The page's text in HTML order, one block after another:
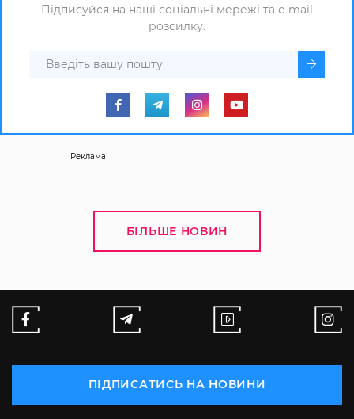
Підписуйся на наші соціальні мережі та e-mail
розсилку.
Реклама
БІЛЬШЕ НОВИН
ПІДПИСАТИСЬ НА НОВИНИ